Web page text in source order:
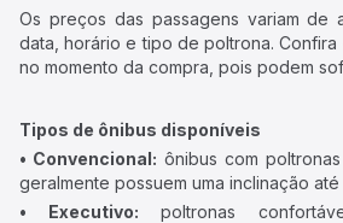
Os preços das passagens variam de
data, horário e tipo de poltrona.
no momento da compra, pois podem
Tipos de ônibus disponíveis
• Convencional: ônibus com
geralmente possuem uma inclinação
• Executivo: poltronas